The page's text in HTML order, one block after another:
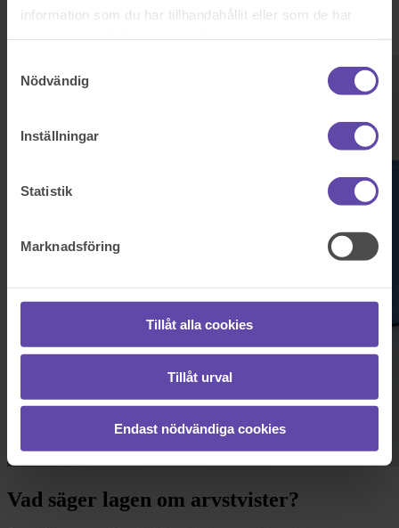
information som du har tillhandahållit eller som de har
Nödvändig
Inställningar
Statistik
Marknadsföring
Tillåt alla cookies
Tillåt urval
Endast nödvändiga cookies
godkänner arvskiftet kan processen dra ut på tiden eller leda
Vad säger lagen om arvstvister?